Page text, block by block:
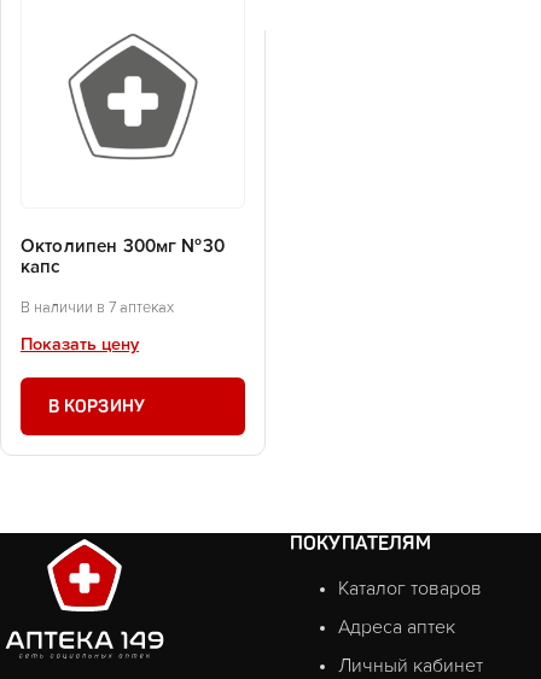
Октолипен 300мг №30
капс
В наличии в 7 аптеках
Показать цену
В КОРЗИНУ
ПОКУПАТЕЛЯМ
Каталог товаров
Адреса аптек
Личный кабинет